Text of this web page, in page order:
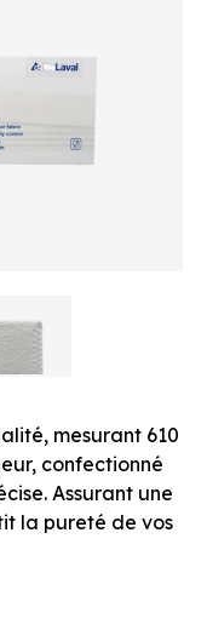
mesurant 610
confectionné
Assurant une
la pureté de vos